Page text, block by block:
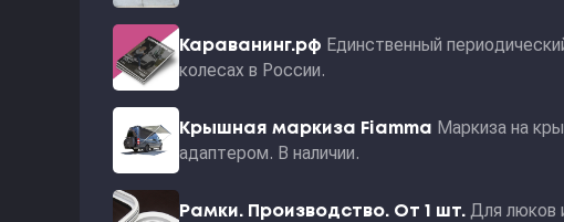
Караванинг.рф Единственный
колесах в России.
Крышная маркиза Fiamma Маркиза на
адаптером. В наличии.
Рамки. Производство. От 1 шт. Для люков